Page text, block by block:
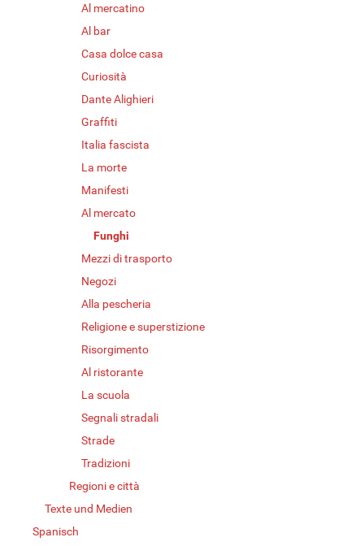
Al mercatino
Al bar
Casa dolce casa
Curiosità
Dante Alighieri
Graffiti
Italia fascista
La morte
Manifesti
Al mercato
Funghi
Mezzi di trasporto
Negozi
Alla pescheria
Religione e superstizione
Risorgimento
Al ristorante
La scuola
Segnali stradali
Strade
Tradizioni
Regioni e città
Texte und Medien
Spanisch